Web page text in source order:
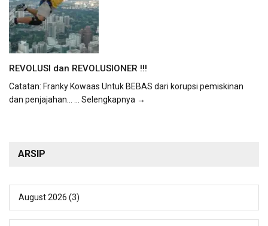
REVOLUSI dan REVOLUSIONER !!!
Catatan: Franky Kowaas Untuk BEBAS dari korupsi pemiskinan
dan penjajahan...
... Selengkapnya →
ARSIP
August 2026 (3)